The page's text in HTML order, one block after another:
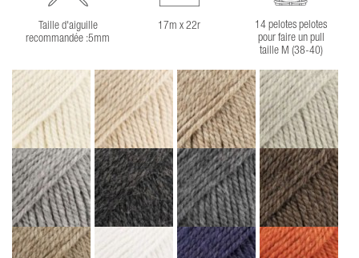
Taille d'aiguille
recommandée :5mm
17m x 22r
14 pelotes pelotes
pour faire un pull
taille M (38-40)